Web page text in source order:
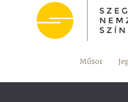
Műsor